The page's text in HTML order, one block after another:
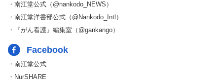
・南江堂公式（@nankodo_NEWS）
・南江堂洋書部公式（@Nankodo_Intl）
・『がん看護』編集室（@gankango）
Facebook
・南江堂公式
・NurSHARE